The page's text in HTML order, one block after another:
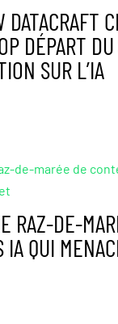
DATACRAFT
DÉPART
SUR L’IA
RAZ-DE-
IA QUI